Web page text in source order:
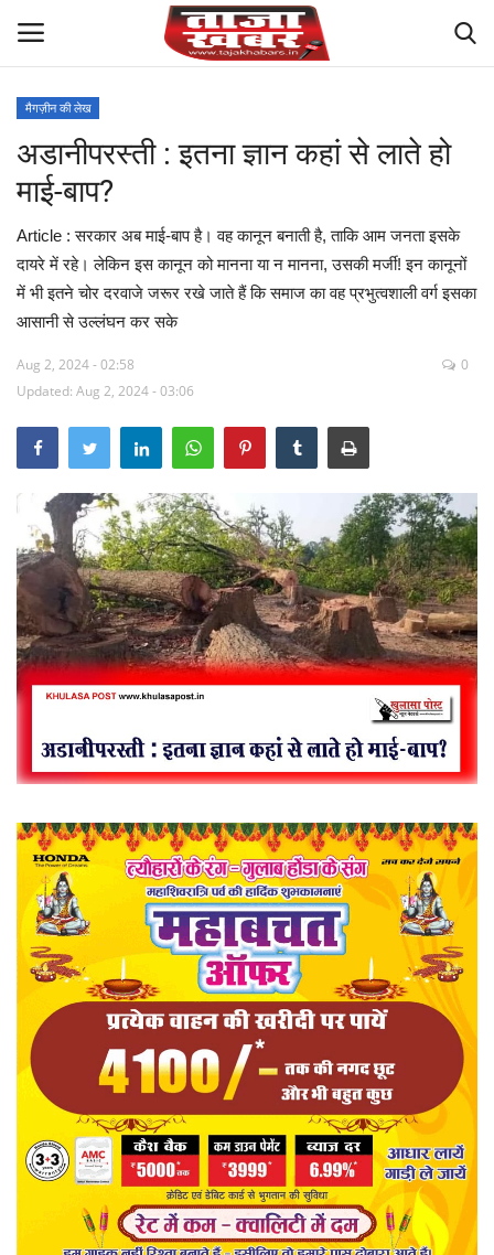
मध्य प्रदेश
विश्व
देश
विदेश
मुख्य समाचार
छत्तीसगढ़
राष्ट्रीय
खेल
राज्य
व्यापार
संपादकीय
राजनीति
मनोरंजन
मैगज़ीन की लेख
प्रमुख खबर
हेल्थ
Language
English hindi
मैगज़ीन की लेख
अडानीपरस्ती : इतना ज्ञान कहां से लाते हो
माई-बाप?
Article : सरकार अब माई-बाप है। वह कानून बनाती है, ताकि आम जनता इसके
दायरे में रहे। लेकिन इस कानून को मानना या न मानना, उसकी मर्जी! इन कानूनों
में भी इतने चोर दरवाजे जरूर रखे जाते हैं कि समाज का वह प्रभुत्वशाली वर्ग इसका
आसानी से उल्लंघन कर सके
Aug 2, 2024 - 02:58
Updated: Aug 2, 2024 - 03:06
0